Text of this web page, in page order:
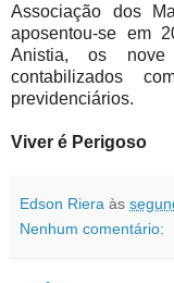
Associação dos
aposentou-se em
Anistia, os
contabilizados
previdenciários.
Viver é Perigoso
Edson Riera às
Nenhum comentário: